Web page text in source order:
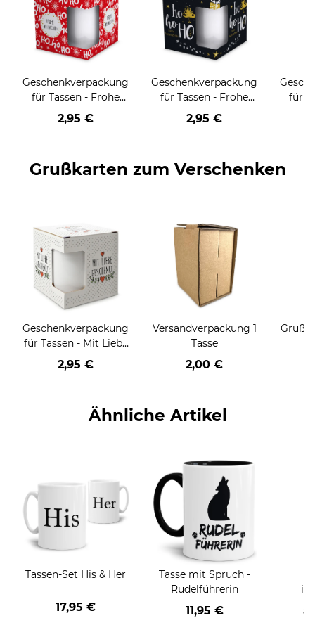
Geschenkverpackung
für Tassen - Frohe
Weihnachten - HO
HO HO - rot
2,95 €
Geschenkverpackung
für Tassen - Frohe
Weihnachten - HO
HO HO - schwarz
2,95 €
für
Grußkarten zum Verschenken
Geschenkverpackung
für Tassen - Mit Liebe
geschenkt
2,95 €
Versandverpackung 1
Tasse
2,00 €
Ähnliche Artikel
Tassen-Set His & Her
17,95 €
Tasse mit Spruch -
Rudelführerin
11,95 €